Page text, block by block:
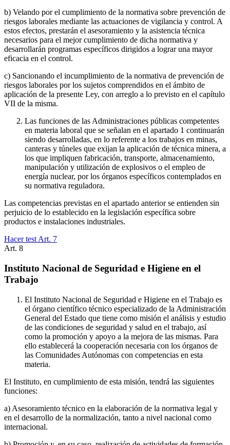
b) Velando por el cumplimiento de la normativa sobre prevención de
riesgos laborales mediante las actuaciones de vigilancia y control. A
estos efectos, prestarán el asesoramiento y la asistencia técnica
necesarios para el mejor cumplimiento de dicha normativa y
desarrollarán programas específicos dirigidos a lograr una mayor
eficacia en el control.
c) Sancionando el incumplimiento de la normativa de prevención de
riesgos laborales por los sujetos comprendidos en el ámbito de
aplicación de la presente Ley, con arreglo a lo previsto en el capítulo
VII de la misma.
Las funciones de las Administraciones públicas competentes
en materia laboral que se señalan en el apartado 1 continuarán
siendo desarrolladas, en lo referente a los trabajos en minas,
canteras y túneles que exijan la aplicación de técnica minera, a
los que impliquen fabricación, transporte, almacenamiento,
manipulación y utilización de explosivos o el empleo de
energía nuclear, por los órganos específicos contemplados en
su normativa reguladora.
Las competencias previstas en el apartado anterior se entienden sin
perjuicio de lo establecido en la legislación específica sobre
productos e instalaciones industriales.
Hacer test Art. 7
Art. 8
Instituto Nacional de Seguridad e Higiene en el
Trabajo
El Instituto Nacional de Seguridad e Higiene en el Trabajo es
el órgano científico técnico especializado de la Administración
General del Estado que tiene como misión el análisis y estudio
de las condiciones de seguridad y salud en el trabajo, así
como la promoción y apoyo a la mejora de las mismas. Para
ello establecerá la cooperación necesaria con los órganos de
las Comunidades Autónomas con competencias en esta
materia.
El Instituto, en cumplimiento de esta misión, tendrá las siguientes
funciones:
a) Asesoramiento técnico en la elaboración de la normativa legal y
en el desarrollo de la normalización, tanto a nivel nacional como
internacional.